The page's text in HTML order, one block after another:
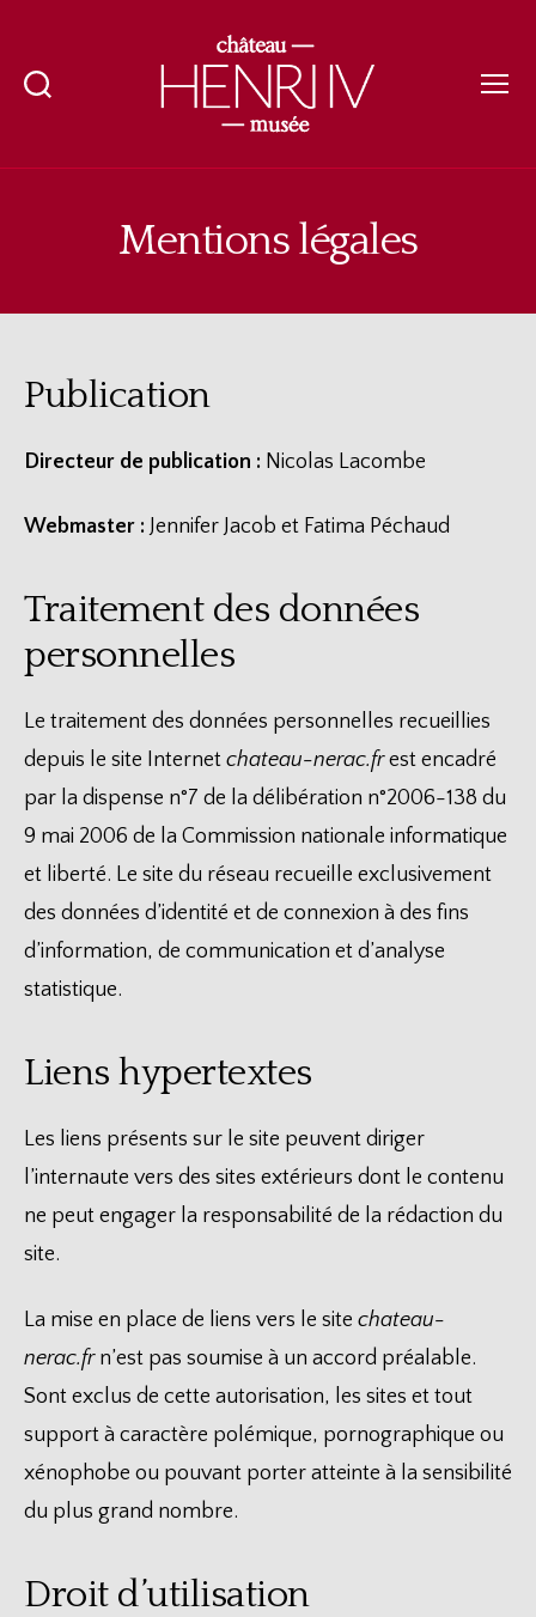
musée
Mentions légales
Publication
Directeur de publication : Nicolas Lacombe
Webmaster : Jennifer Jacob et Fatima Péchaud
Traitement des données
personnelles
Le traitement des données personnelles recueillies
depuis le site Internet chateau-nerac.frest encadré
par la dispense n°7 de la délibération n°2006-138 du
9 mai 2006 de la Commission nationale informatique
et liberté. Le site du réseau recueille exclusivement
des données d’identité et de connexion à des fins
d’information, de communication et d’analyse
statistique.
Liens hypertextes
Les liens présents sur le site peuvent diriger
l’internaute vers des sites extérieurs dont le contenu
ne peut engager la responsabilité de la rédaction du
site.
La mise en place de liens vers le site chateau-
nerac.frn’est pas soumise à un accord préalable.
Sont exclus de cette autorisation, les sites et tout
support à caractère polémique, pornographique ou
xénophobe ou pouvant porter atteinte à la sensibilité
du plus grand nombre.
Droit d’utilisation